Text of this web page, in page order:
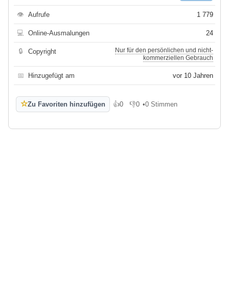
👁 Aufrufe 1 779
💻 Online-Ausmalungen 24
🔒 Copyright
Nur für den persönlichen und nicht-
kommerziellen Gebrauch
📅 Hinzugefügt am vor 10 Jahren
☆Zu Favoriten hinzufügen 👍0
Gefällt mir
👎0
Gefällt mir nicht
•0 Stimmen